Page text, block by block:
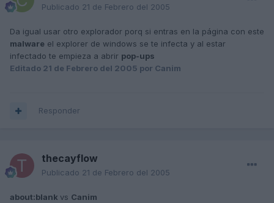
Publicado 21 de Febrero del 2005
Da igual usar otro explorador porq si entras en la página con este
malware el explorer de windows se te infecta y al estar
infectado te empieza a abrir pop-ups
Editado 21 de Febrero del 2005 por Canim
Responder
thecayflow
Publicado 21 de Febrero del 2005
about:blank vs Canim